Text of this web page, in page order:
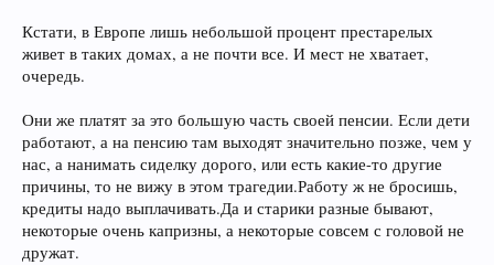
Кстати, в Европе лишь небольшой процент престарелых
живет в таких домах, а не почти все. И мест не хватает,
очередь.
Они же платят за это большую часть своей пенсии. Если дети
работают, а на пенсию там выходят значительно позже, чем у
нас, а нанимать сиделку дорого, или есть какие-то другие
причины, то не вижу в этом трагедии.Работу ж не бросишь,
кредиты надо выплачивать.Да и старики разные бывают,
некоторые очень капризны, а некоторые совсем с головой не
дружат.